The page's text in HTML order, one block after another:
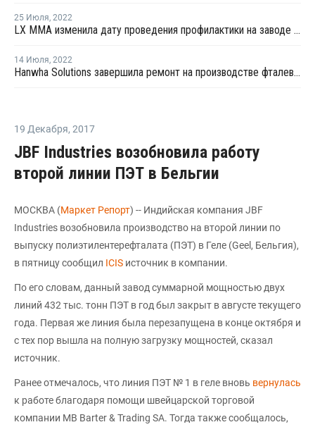
25 Июля, 2022
LX MMA изменила дату проведения профилактики на заводе №3 по выпуску ММА в Йосу
14 Июля, 2022
Hanwha Solutions завершила ремонт на производстве фталевого ангидрида в Ульсане
19 Декабря, 2017
JBF Industries возобновила работу
второй линии ПЭТ в Бельгии
МОСКВА (Маркет Репорт) -- Индийская компания JBF
Industries возобновила производство на второй линии по
выпуску полиэтилентерефталата (ПЭТ) в Геле (Geel, Бельгия),
в пятницу сообщил ICIS источник в компании.
По его словам, данный завод суммарной мощностью двух
линий 432 тыс. тонн ПЭТ в год был закрыт в августе текущего
года. Первая же линия была перезапущена в конце октября и
с тех пор вышла на полную загрузку мощностей, сказал
источник.
Ранее отмечалось, что линия ПЭТ № 1 в геле вновь вернулась
к работе благодаря помощи швейцарской торговой
компании MB Barter & Trading SA. Тогда также сообщалось,